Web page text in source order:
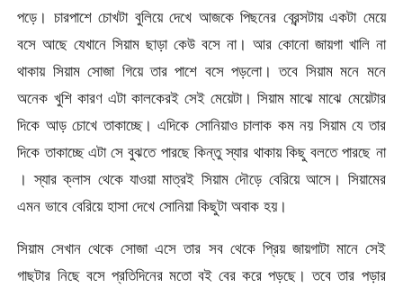
পড়ে। চারপাশে চোখটা বুলিয়ে দেখে আজকে পিছনের ব্রেন্সটায় একটা মেয়ে
বসে আছে যেখানে সিয়াম ছাড়া কেউ বসে না। আর কোনো জায়গা খালি না
থাকায় সিয়াম সোজা গিয়ে তার পাশে বসে পড়লো। তবে সিয়াম মনে মনে
অনেক খুশি কারণ এটা কালকেরই সেই মেয়েটা। সিয়াম মাঝে মাঝে মেয়েটার
দিকে আড় চোখে তাকাচ্ছে। এদিকে সোনিয়াও চালাক কম নয় সিয়াম যে তার
দিকে তাকাচ্ছে এটা সে বুঝতে পারছে কিন্তু স্যার থাকায় কিছু বলতে পারছে না
। স্যার ক্লাস থেকে যাওয়া মাত্রই সিয়াম দৌড়ে বেরিয়ে আসে। সিয়ামের
এমন ভাবে বেরিয়ে হাসা দেখে সোনিয়া কিছুটা অবাক হয়।
সিয়াম সেখান থেকে সোজা এসে তার সব থেকে প্রিয় জায়গাটা মানে সেই
গাছটার নিছে বসে প্রতিদিনের মতো বই বের করে পড়ছে। তবে তার পড়ার